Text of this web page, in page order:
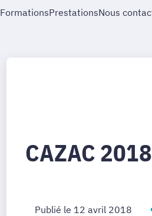
FormationsPrestationsNous
CAZAC 2018
Publié le 12 avril 2018